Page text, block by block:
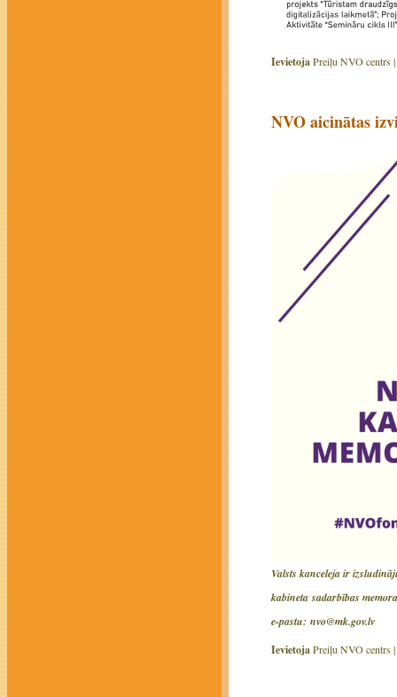
IevietojaPreiļu NVO centrs |
NVO aicinātas
Valsts kanceleja ir
kabineta sadarbības
e-pastu: nvo@mk.gov.lv
IevietojaPreiļu NVO centrs |